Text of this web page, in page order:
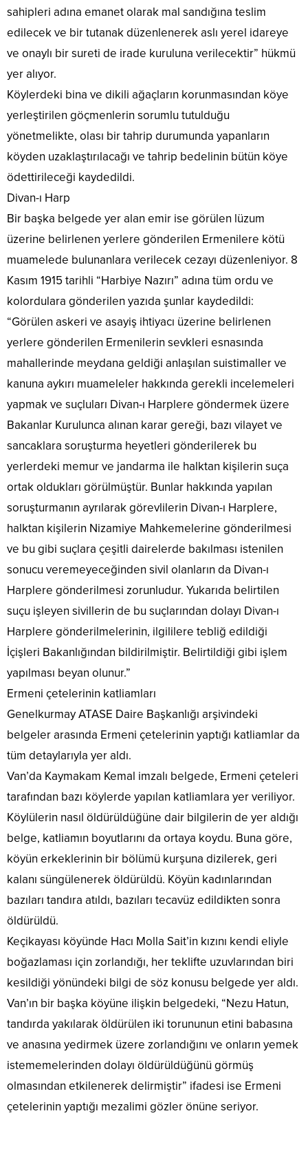
sahipleri adına emanet olarak mal sandığına teslim
edilecek ve bir tutanak düzenlenerek aslı yerel idareye
ve onaylı bir sureti de irade kuruluna verilecektir” hükmü
yer alıyor.
Köylerdeki bina ve dikili ağaçların korunmasından köye
yerleştirilen göçmenlerin sorumlu tutulduğu
yönetmelikte, olası bir tahrip durumunda yapanların
köyden uzaklaştırılacağı ve tahrip bedelinin bütün köye
ödettirileceği kaydedildi.
Divan-ı Harp
Bir başka belgede yer alan emir ise görülen lüzum
üzerine belirlenen yerlere gönderilen Ermenilere kötü
muamelede bulunanlara verilecek cezayı düzenleniyor. 8
Kasım 1915 tarihli “Harbiye Nazırı” adına tüm ordu ve
kolordulara gönderilen yazıda şunlar kaydedildi:
“Görülen askeri ve asayiş ihtiyacı üzerine belirlenen
yerlere gönderilen Ermenilerin sevkleri esnasında
mahallerinde meydana geldiği anlaşılan suistimaller ve
kanuna aykırı muameleler hakkında gerekli incelemeleri
yapmak ve suçluları Divan-ı Harplere göndermek üzere
Bakanlar Kurulunca alınan karar gereği, bazı vilayet ve
sancaklara soruşturma heyetleri gönderilerek bu
yerlerdeki memur ve jandarma ile halktan kişilerin suça
ortak oldukları görülmüştür. Bunlar hakkında yapılan
soruşturmanın ayrılarak görevlilerin Divan-ı Harplere,
halktan kişilerin Nizamiye Mahkemelerine gönderilmesi
ve bu gibi suçlara çeşitli dairelerde bakılması istenilen
sonucu veremeyeceğinden sivil olanların da Divan-ı
Harplere gönderilmesi zorunludur. Yukarıda belirtilen
suçu işleyen sivillerin de bu suçlarından dolayı Divan-ı
Harplere gönderilmelerinin, ilgililere tebliğ edildiği
İçişleri Bakanlığından bildirilmiştir. Belirtildiği gibi işlem
yapılması beyan olunur.”
Ermeni çetelerinin katliamları
Genelkurmay ATASE Daire Başkanlığı arşivindeki
belgeler arasında Ermeni çetelerinin yaptığı katliamlar da
tüm detaylarıyla yer aldı.
Van’da Kaymakam Kemal imzalı belgede, Ermeni çeteleri
tarafından bazı köylerde yapılan katliamlara yer veriliyor.
Köylülerin nasıl öldürüldüğüne dair bilgilerin de yer aldığı
belge, katliamın boyutlarını da ortaya koydu. Buna göre,
köyün erkeklerinin bir bölümü kurşuna dizilerek, geri
kalanı süngülenerek öldürüldü. Köyün kadınlarından
bazıları tandıra atıldı, bazıları tecavüz edildikten sonra
öldürüldü.
Keçikayası köyünde Hacı Molla Sait’in kızını kendi eliyle
boğazlaması için zorlandığı, her teklifte uzuvlarından biri
kesildiği yönündeki bilgi de söz konusu belgede yer aldı.
Van’ın bir başka köyüne ilişkin belgedeki, “Nezu Hatun,
tandırda yakılarak öldürülen iki torununun etini babasına
ve anasına yedirmek üzere zorlandığını ve onların yemek
istememelerinden dolayı öldürüldüğünü görmüş
olmasından etkilenerek delirmiştir” ifadesi ise Ermeni
çetelerinin yaptığı mezalimi gözler önüne seriyor.